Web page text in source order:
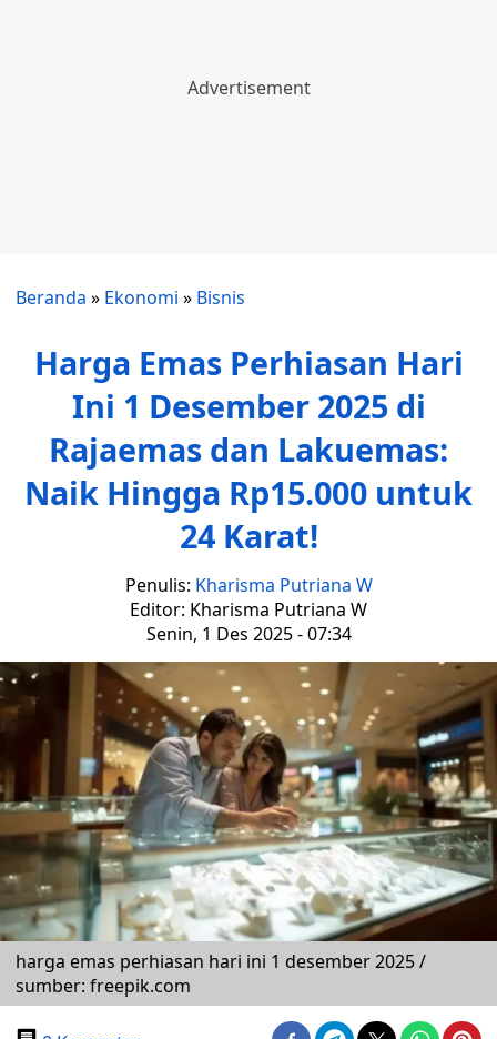
Beranda » Ekonomi » Bisnis
Harga Emas Perhiasan Hari
Ini 1 Desember 2025 di
Rajaemas dan Lakuemas:
Naik Hingga Rp15.000 untuk
24 Karat!
Penulis: Kharisma Putriana W
Editor: Kharisma Putriana W
Senin, 1 Des 2025 - 07:34
harga emas perhiasan hari ini 1 desember 2025 /
sumber: freepik.com